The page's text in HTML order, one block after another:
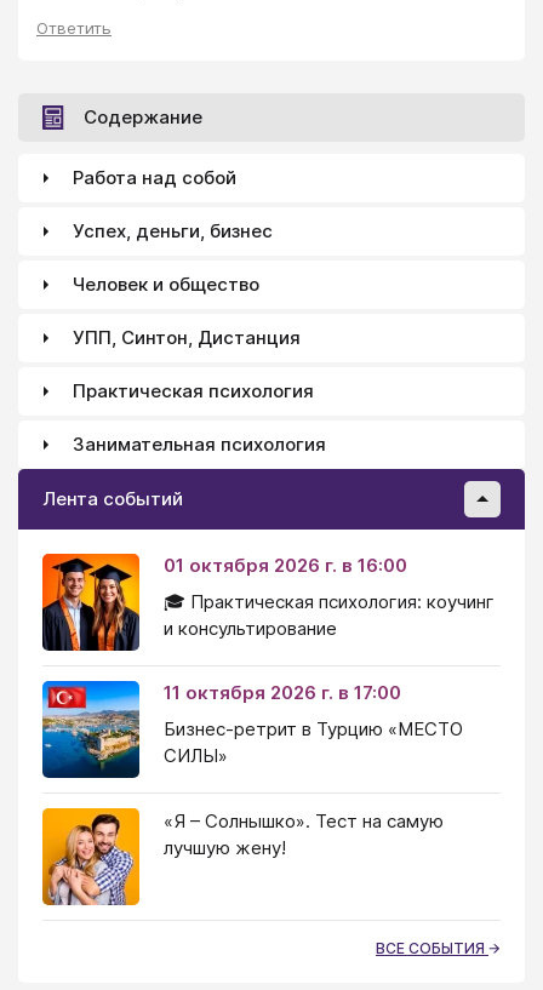
Ответить
Содержание
Работа над собой
Успех, деньги, бизнес
Человек и общество
УПП, Синтон, Дистанция
Практическая психология
Занимательная психология
Лента событий
01 октября 2026 г. в 16:00
🎓 Практическая психология: коучинг
и консультирование
11 октября 2026 г. в 17:00
Бизнес-ретрит в Турцию «МЕСТО
СИЛЫ»
«Я – Солнышко». Тест на самую
лучшую жену!
ВСЕ СОБЫТИЯ